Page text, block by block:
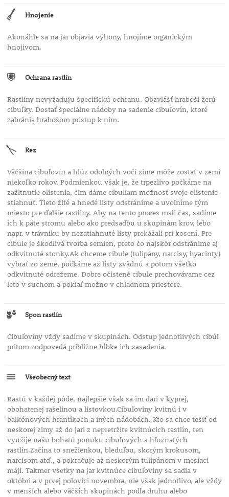
Hnojenie
Akonáhle sa na jar objavia výhony, hnojíme organickým
hnojivom.
Ochrana rastlín
Rastliny nevyžaduju špecifickú ochranu. Obzvlášť hraboši žerú
cibuľky. Dostať špeciálne nádoby na sadenie cibuľovín, ktoré
zabránia hrabošom prístup k nim.
Rez
Väčšina cibuľovín a hľúz odolných voči zime môže zostať v zemi
niekoľko rokov. Podmienkou však je, že trpezlivo počkáme na
zažltnutie olistenia, čím dáme cibuliam možnosť svoje olistenie
stiahnuť. Tieto žlté a hnedé listy odstránime a uvoľníme tým
miesto pre ďalšie rastliny. Aby na tento proces mali čas, sadíme
ich k päte stromu alebo ako predsadbu u skupinám krov, lebo
napr. v trávniku by nezatiahnuté listy prekážali pri kosení. Pre
cibule je škodlivá tvorba semien, preto čo najskôr odstránime aj
odkvitnuté stonky.Ak chceme cibule (tulipány, narcisy, hyacinty)
vybrať zo zeme, počkáme až listy zvädnú a potom všetko
odkvitnuté odrežeme. Dobre očistené cibule prechovávame cez
leto v suchom a pokiaľ možno v chladnom priestore.
Spon rastlín
Cibuľoviny vždy sadíme v skupinách. Odstup jednotlivých cibúľ
pritom zodpovedá približne hĺbke ich zasadenia.
Všeobecný text
Rastú v každej pôde, najlepšie však sa im darí v kyprej,
obohatenej rašelinou a listovkou.Cibuľoviny kvitnú i v
balkónových hrantíkoch a iných nádobách. Kto sa chce tešiť od
neskorej zimy až do jari z nepretržite kvitnúcich rastlín, ten
využije našu bohatú ponuku cibuľových a hľuznatých
rastlín.Začína to snežienkou, bleduľou, skorým krokusom,
narcisom atď., a pokračuje až neskorým tulipánom v mesiaci
máji. Takmer všetky na jar kvitnúce cibuľoviny sa sadia v
októbri a v prvej polovici novembra, nie však jednotlivo, ale vždy
v menších alebo väčších skupinách podľa druhu alebo